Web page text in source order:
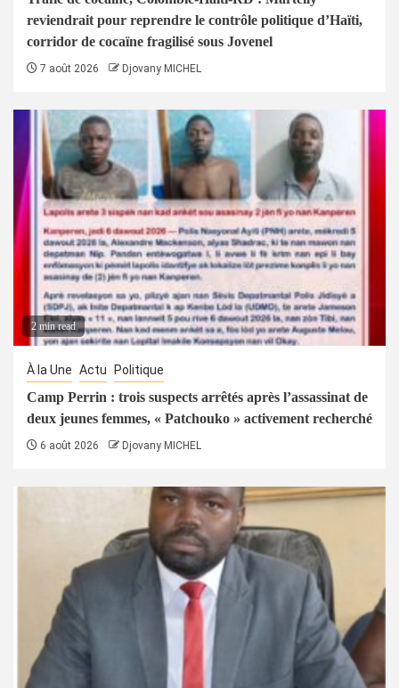
reviendrait pour reprendre le contrôle politique d’Haïti,
corridor de cocaïne fragilisé sous Jovenel
7 août 2026 Djovany MICHEL
2 min read
À la Une Actu Politique
Camp Perrin : trois suspects arrêtés après l’assassinat de
deux jeunes femmes, « Patchouko » activement recherché
6 août 2026 Djovany MICHEL